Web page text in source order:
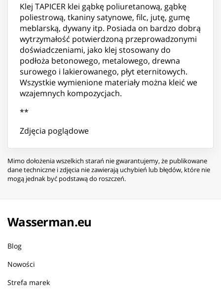
Klej TAPICER klei gąbkę poliuretanową, gąbkę
poliestrową, tkaniny satynowe, filc, jutę, gumę
meblarską, dywany itp. Posiada on bardzo dobrą
wytrzymałość potwierdzoną przeprowadzonymi
doświadczeniami, jako klej stosowany do
podłoża betonowego, metalowego, drewna
surowego i lakierowanego, płyt eternitowych.
Wszystkie wymienione materiały można kleić we
wzajemnych kompozycjach.
**
Zdjęcia poglądowe
Mimo dołożenia wszelkich starań nie gwarantujemy, że publikowane
dane techniczne i zdjęcia nie zawierają uchybień lub błędów, które nie
mogą jednak być podstawą do roszczeń.
Wasserman.eu
Blog
Nowości
Strefa marek